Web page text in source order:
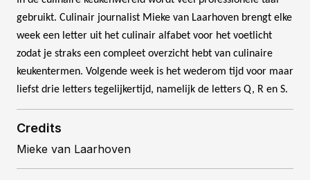
gebruikt. Culinair journalist Mieke van Laarhoven brengt elke
week een letter uit het culinair alfabet voor het voetlicht
zodat je straks een compleet overzicht hebt van culinaire
keukentermen. Volgende week is het wederom tijd voor maar
liefst drie letters tegelijkertijd, namelijk de letters Q, R en S.
Credits
Mieke van Laarhoven